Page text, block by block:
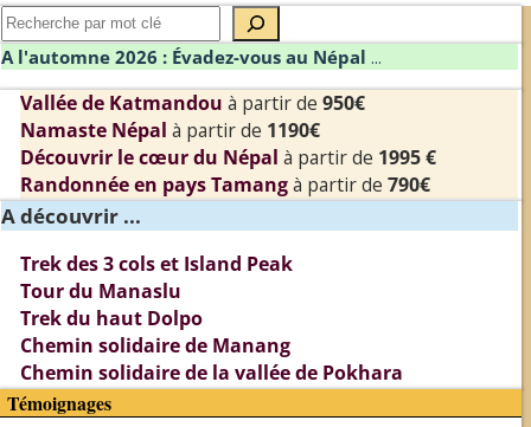
A l'automne 2026 : Évadez-vous au Népal ...
Vallée de Katmandou à partir de 950€
Namaste Népal à partir de 1190€
Découvrir le cœur du Népal à partir de 1995 €
Randonnée en pays Tamangà partir de 790€
A découvrir ...
Trek des 3 cols et Island Peak
Tour du Manaslu
Trek du haut Dolpo
Chemin solidaire de Manang
Chemin solidaire de la vallée de Pokhara
Témoignages